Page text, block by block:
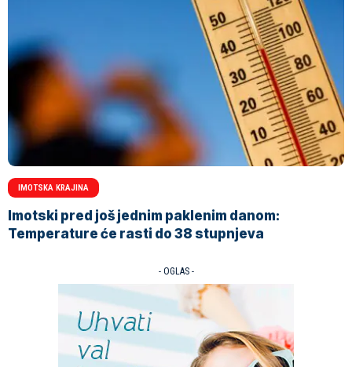
IMOTSKA KRAJINA
Imotski pred još jednim paklenim danom:
Temperature će rasti do 38 stupnjeva
- OGLAS -